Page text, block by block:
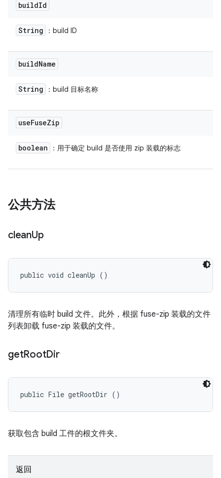
buildId
String ：build ID
buildName
String ：build 目标名称
useFuseZip
boolean ：用于确定 build 是否使用 zip 装载的标志
公共方法
cleanUp
public void cleanUp ()
清理所有临时 build 文件。此外，根据 fuse-zip 装载的文件
列表卸载 fuse-zip 装载的文件。
getRootDir
public File getRootDir ()
获取包含 build 工件的根文件夹。
返回